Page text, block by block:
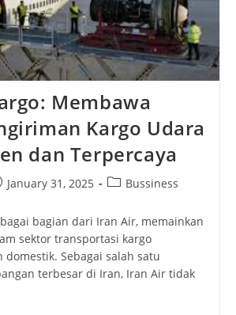
Membawa
Kargo Udara
dan Terpercaya
January 31, 2025
PostBussiness
bagian dari Iran Air, memainkan
sektor transportasi kargo
Sebagai salah satu
terbesar di Iran, Iran Air tidak